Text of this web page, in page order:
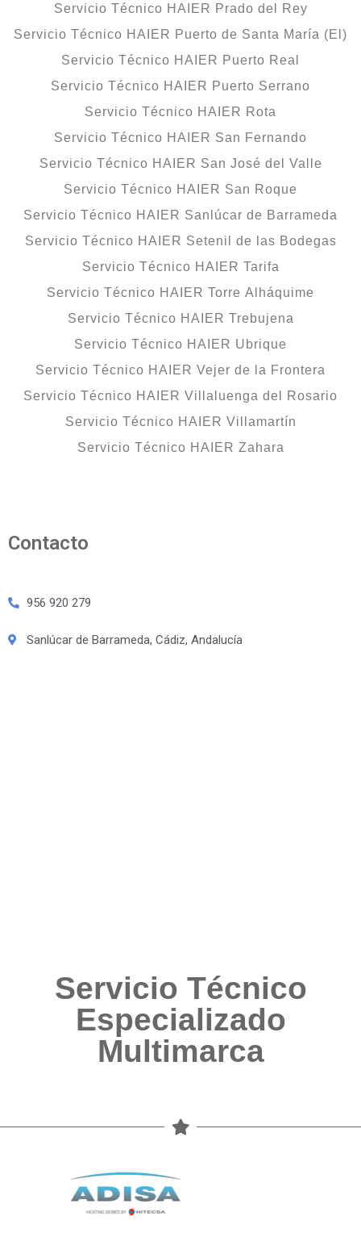
Servicio Técnico HAIER Prado del Rey
Servicio Técnico HAIER Puerto de Santa María (El)
Servicio Técnico HAIER Puerto Real
Servicio Técnico HAIER Puerto Serrano
Servicio Técnico HAIER Rota
Servicio Técnico HAIER San Fernando
Servicio Técnico HAIER San José del Valle
Servicio Técnico HAIER San Roque
Servicio Técnico HAIER Sanlúcar de Barrameda
Servicio Técnico HAIER Setenil de las Bodegas
Servicio Técnico HAIER Tarifa
Servicio Técnico HAIER Torre Alháquime
Servicio Técnico HAIER Trebujena
Servicio Técnico HAIER Ubrique
Servicio Técnico HAIER Vejer de la Frontera
Servicio Técnico HAIER Villaluenga del Rosario
Servicio Técnico HAIER Villamartín
Servicio Técnico HAIER Zahara
Contacto
956 920 279
Sanlúcar de Barrameda, Cádiz, Andalucía
Servicio Técnico
Especializado
Multimarca